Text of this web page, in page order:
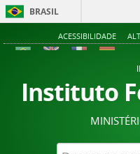
BRASIL
ACESSIBILIDADE
Instituto